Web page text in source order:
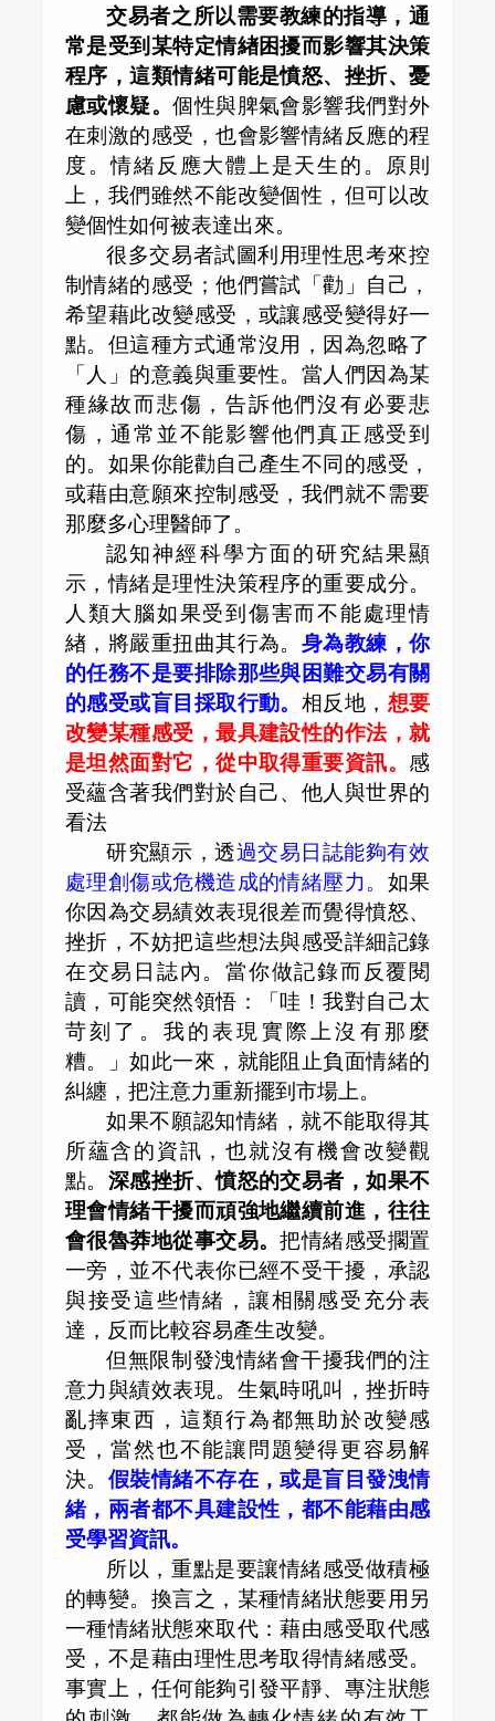
交易者之所以需要教練的指導，通
常是受到某特定情緖困擾而影響其決策
程序，這類情緒可能是憤怒、挫折、憂
慮或懷疑。個性與脾氣會影響我們對外
在刺激的感受，也會影響情緒反應的程
度。情緒反應大體上是天生的。原則
上，我們雖然不能改變個性，但可以改
變個性如何被表達出來。
很多交易者試圖利用理性思考來控
制情緒的感受；他們嘗試「勸」自己，
希望藉此改變感受，或讓感受變得好一
點。但這種方式通常沒用，因為忽略了
「人」的意義與重要性。當人們因為某
種緣故而悲傷，告訴他們沒有必要悲
傷，通常並不能影響他們真正感受到
的。如果你能勸自己產生不同的感受，
或藉由意願來控制感受，我們就不需要
那麼多心理醫師了。
認知神經科學方面的研究結果顯
示，情緒是理性決策程序的重要成分。
人類大腦如果受到傷害而不能處理情
緖，將嚴重扭曲其行為。 身為教練，你
的任務不是要排除那些與困難交易有關
的感受或盲目採取行動。 相反地， 想要
改變某種感受，最具建設性的作法，就
是坦然面對它，從中取得重要資訊。 感
受蘊含著我們對於自己、他人與世界的
看法
研究顯示，透過交易日誌能夠有效
處理創傷或危機造成的情緒壓力。 如果
你因為交易績效表現很差而覺得憤怒、
挫折，不妨把這些想法與感受詳細記錄
在交易日誌內。當你做記錄而反覆閱
讀，可能突然領悟：「哇！我對自己太
苛刻了。我的表現實際上沒有那麼
糟。」如此一來，就能阻止負面情緒的
糾纏，把注意力重新擺到市場上。
如果不願認知情緒，就不能取得其
所蘊含的資訊，也就沒有機會改變觀
點。 深感挫折、憤怒的交易者，如果不
理會情緒干擾而頑強地繼續前進，往往
會很魯莽地從事交易。把情緒感受擱置
一旁，並不代表你已經不受干擾，承認
與接受這些情緒，讓相關感受充分表
達，反而比較容易產生改變。
但無限制發洩情緒會干擾我們的注
意力與績效表現。生氣時吼叫，挫折時
亂摔東西，這類行為都無助於改變感
受，當然也不能讓問題變得更容易解
決。 假裝情緒不存在，或是盲目發洩情
緒，兩者都不具建設性，都不能藉由感
受學習資訊。
所以，重點是要讓情緒感受做積極
的轉變。換言之，某種情緒狀態要用另
一種情緒狀態來取代：藉由感受取代感
受，不是藉由理性思考取得情緒感受。
事實上，任何能夠引發平靜、專注狀態